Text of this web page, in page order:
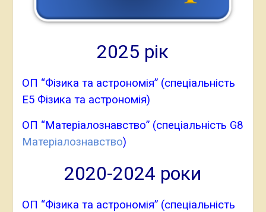
2025 рік
ОП “Фізика та астрономія” (спеціальність
Е5 Фізика та астрономія)
ОП “Матеріалознавство” (спеціальність G8
Матеріалознавство)
2020-2024 роки
ОП “Фізика та астрономія” (спеціальність